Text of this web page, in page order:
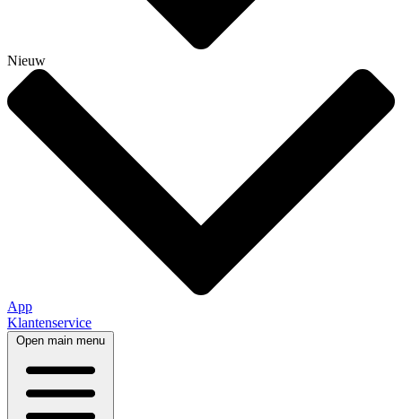
Nieuw
App
Klantenservice
Open main menu